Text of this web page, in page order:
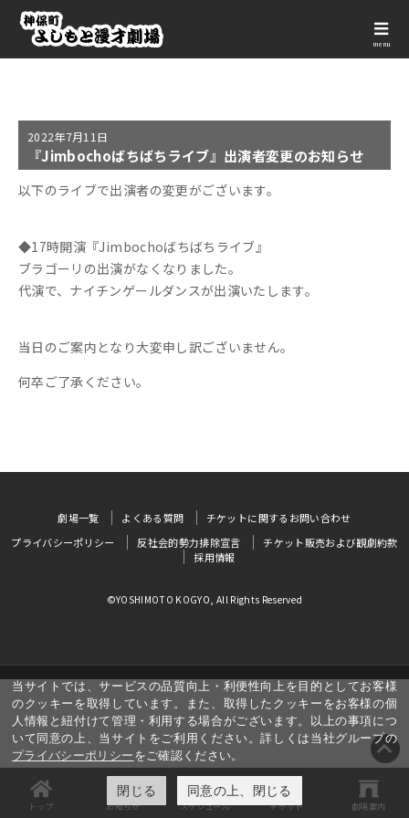
menu
2022年7月11日
『Jimbochoばちばちライブ』出演者変更のお知らせ
以下のライブで出演者の変更がございます。
◆17時開演『Jimbochoばちばちライブ』
ブラゴーリの出演がなくなりました。
代演で、ナイチンゲールダンスが出演いたします。
当日のご案内となり大変申し訳ございません。
何卒ご了承ください。
トップ お知らせ スケジュール チケット 劇場案内
当サイトでは、サービスの品質向上・利便性向上を目的としてお客様
のクッキーを取得しています。また、取得したクッキーをお客様の個
人情報と紐付けて管理・利用する場合がございます。以上の事項につ
いて同意の上、当サイトをご利用ください。詳しくは当社グループの
プライバシーポリシーをご確認ください。
閉じる 同意の上、閉じる
劇場一覧 よくある質問
チケットに関するお問い合わせ
プライバシーポリシー
反社会的勢力排除宣言
チケット販売および観劇約款
採用情報
©YOSHIMOTO KOGYO, All Rights Reserved